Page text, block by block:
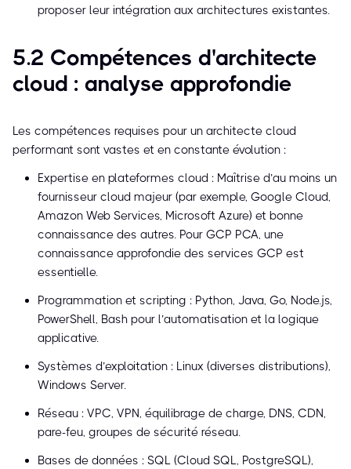
proposer leur intégration aux architectures existantes.
5.2 Compétences d'architecte
cloud : analyse approfondie
Les compétences requises pour un architecte cloud
performant sont vastes et en constante évolution :
Expertise en plateformes cloud : Maîtrise d’au moins un
fournisseur cloud majeur (par exemple, Google Cloud,
Amazon Web Services, Microsoft Azure) et bonne
connaissance des autres. Pour GCP PCA, une
connaissance approfondie des services GCP est
essentielle.
Programmation et scripting : Python, Java, Go, Node.js,
PowerShell, Bash pour l’automatisation et la logique
applicative.
Systèmes d’exploitation : Linux (diverses distributions),
Windows Server.
Réseau : VPC, VPN, équilibrage de charge, DNS, CDN,
pare-feu, groupes de sécurité réseau.
Bases de données : SQL (Cloud SQL, PostgreSQL),